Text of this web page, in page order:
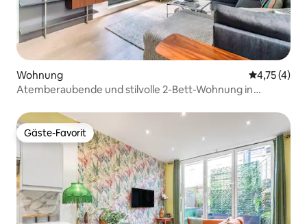
Wohnung
4,75 (4)
Atemberaubende und stilvolle 2-Bett-Wohnung in
Gäste-Favorit
Gäste-Favorit